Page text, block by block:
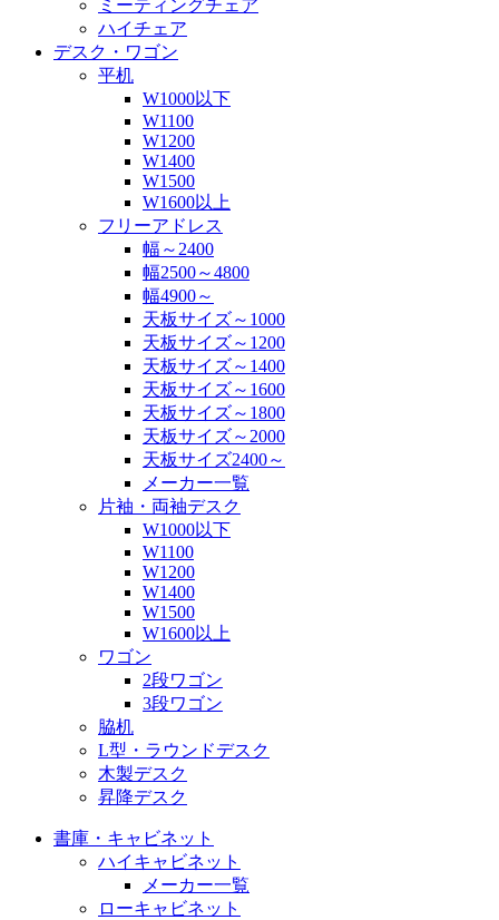
ミーティングチェア
ハイチェア
デスク・ワゴン
平机
W1000以下
W1100
W1200
W1400
W1500
W1600以上
フリーアドレス
幅～2400
幅2500～4800
幅4900～
天板サイズ～1000
天板サイズ～1200
天板サイズ～1400
天板サイズ～1600
天板サイズ～1800
天板サイズ～2000
天板サイズ2400～
メーカー一覧
片袖・両袖デスク
W1000以下
W1100
W1200
W1400
W1500
W1600以上
ワゴン
2段ワゴン
3段ワゴン
脇机
L型・ラウンドデスク
木製デスク
昇降デスク
書庫・キャビネット
ハイキャビネット
メーカー一覧
ローキャビネット